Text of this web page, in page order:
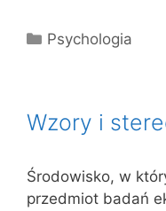
Kategorie
Psychologia
Wzory i
Środowisko, w
przedmiot badań